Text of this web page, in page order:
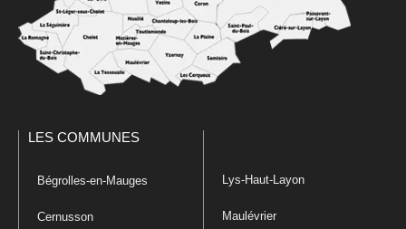
LES COMMUNES
Bégrolles-en-Mauges
Cernusson
Lys-Haut-Layon
Maulévrier